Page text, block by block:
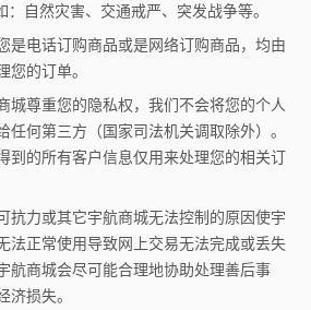
：自然灾害、交通戒严、突发战争等。
是电话订购商品或是网络订购商品，均由
您的订单。
城尊重您的隐私权，我们不会将您的个人
任何第三方（国家司法机关调取除外）。
到的所有客户信息仅用来处理您的相关订
抗力或其它宇航商城无法控制的原因使宇
法正常使用导致网上交易无法完成或丢失
航商城会尽可能合理地协助处理善后事
济损失。